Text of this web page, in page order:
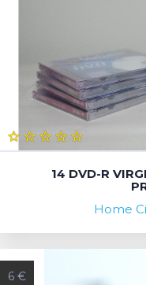
14 DVD-R
Home
6 €